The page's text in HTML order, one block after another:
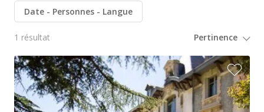
Château de Flaugergues
Château l'Hospitalet
Château Valmy
Date Personnes Langue
1 résultat